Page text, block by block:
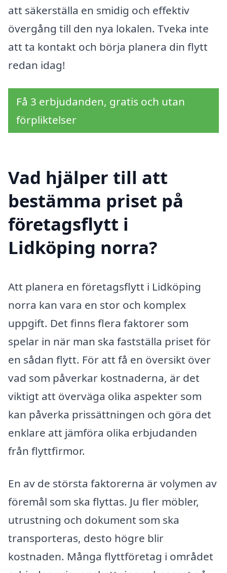
att säkerställa en smidig och effektiv
övergång till den nya lokalen. Tveka inte
att ta kontakt och börja planera din flytt
redan idag!
Få 3 erbjudanden, gratis och utan
förpliktelser
Vad hjälper till att
bestämma priset på
företagsflytt i
Lidköping norra?
Att planera en företagsflytt i Lidköping
norra kan vara en stor och komplex
uppgift. Det finns flera faktorer som
spelar in när man ska fastställa priset för
en sådan flytt. För att få en översikt över
vad som påverkar kostnaderna, är det
viktigt att överväga olika aspekter som
kan påverka prissättningen och göra det
enklare att jämföra olika erbjudanden
från flyttfirmor.
En av de största faktorerna är volymen av
föremål som ska flyttas. Ju fler möbler,
utrustning och dokument som ska
transporteras, desto högre blir
kostnaden. Många flyttföretag i området